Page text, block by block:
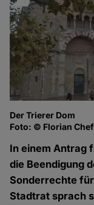
Der Trierer Dom
Foto: © Florian
In einem Antrag
die Beendigung
Sonderrechte
Stadtrat sprach